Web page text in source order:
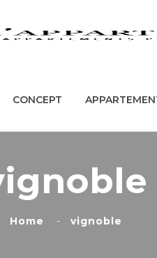
ACCUEIL CONCEPT
CONCEPT
Home vignoble